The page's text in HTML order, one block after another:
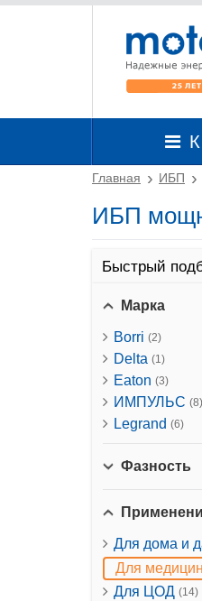
Главная ИБП
ИБП
Быстрый
Марка
Borri (2)
Delta (1)
Eaton (3)
ИМПУЛЬС (8)
Legrand (6)
Фазность
Для дома и
Для
Для ЦОД (14)